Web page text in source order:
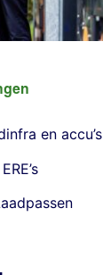
en accu’s
ERE’s